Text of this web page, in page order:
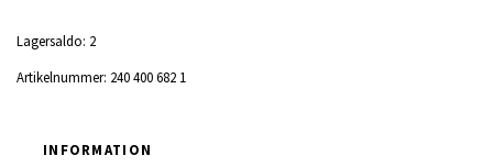
Lagersaldo: 2
Artikelnummer: 240 400 682 1
INFORMATION